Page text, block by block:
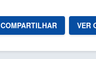
COMPARTILHAR VER